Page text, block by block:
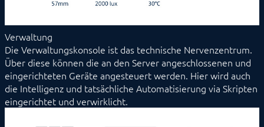
Verwaltung
Die Verwaltungskonsole ist das technische Nervenzentrum.
Über diese können die an den Server angeschlossenen und
eingerichteten Geräte angesteuert werden. Hier wird auch
die Intelligenz und tatsächliche Automatisierung via Skripten
eingerichtet und verwirklicht.